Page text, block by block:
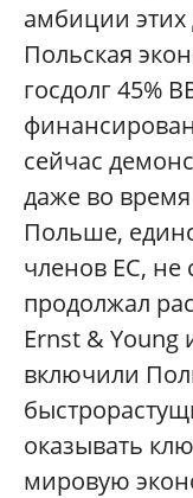
амбиции этих
Польская
госдолг 45%
сейчас
даже во время
Польше,
членов ЕС,
продолжал
Ernst & Young
включили
оказывать
мировую